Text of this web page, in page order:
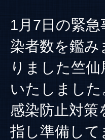
1月7日の緊
染者数を鑑
りました竺
いたしました
感染防止対策
指し準備し